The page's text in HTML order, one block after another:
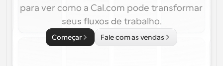
para ver como a Cal.com pode transformar
seus fluxos de trabalho.
Começar Fale com as vendas